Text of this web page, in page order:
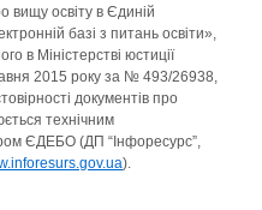
вищу освіту в Єдиній
базі з питань освіти»,
в Міністерстві юстиції
2015 року за № 493/26938,
документів про
технічним
ЄДЕБО (ДП “Інфоресурс”,
).